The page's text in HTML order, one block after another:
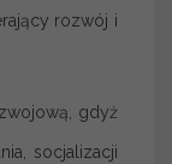
rozwój i
gdyż
socjalizacji